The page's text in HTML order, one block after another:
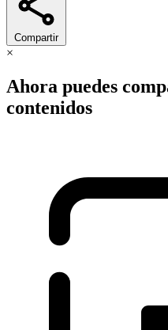
Compartir
×
Ahora puedes
contenidos